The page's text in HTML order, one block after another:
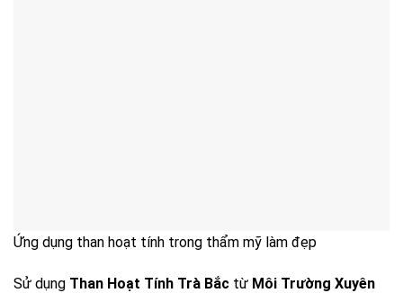
Ứng dụng than hoạt tính trong thẩm mỹ làm đẹp
Sử dụng Than Hoạt Tính Trà Bắc từ Môi Trường Xuyên